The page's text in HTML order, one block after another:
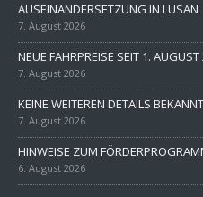
AUSEINANDERSETZUNG IN LUSAN
7. August 2026
NEUE FAHRPREISE SEIT 1.
7. August 2026
KEINE WEITEREN DETAILS BEKANNT
7. August 2026
HINWEISE ZUM
6. August 2026